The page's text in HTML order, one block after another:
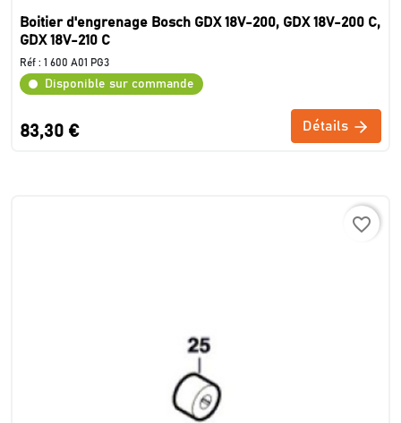
Boitier d'engrenage Bosch GDX 18V-200, GDX 18V-200 C,
GDX 18V-210 C
Réf : 1 600 A01 PG3
Disponible sur commande
83,30 € Détails
favorite_border